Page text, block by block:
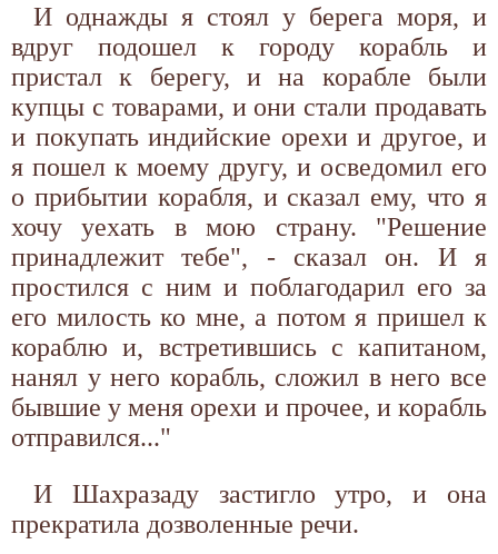
И однажды я стоял у берега моря, и
вдруг подошел к городу корабль и
пристал к берегу, и на корабле были
купцы с товарами, и они стали продавать
и покупать индийские орехи и другое, и
я пошел к моему другу, и осведомил его
о прибытии корабля, и сказал ему, что я
хочу уехать в мою страну. "Решение
принадлежит тебе", - сказал он. И я
простился с ним и поблагодарил его за
его милость ко мне, а потом я пришел к
кораблю и, встретившись с капитаном,
нанял у него корабль, сложил в него все
бывшие у меня орехи и прочее, и корабль
отправился..."
И Шахразаду застигло утро, и она
прекратила дозволенные речи.